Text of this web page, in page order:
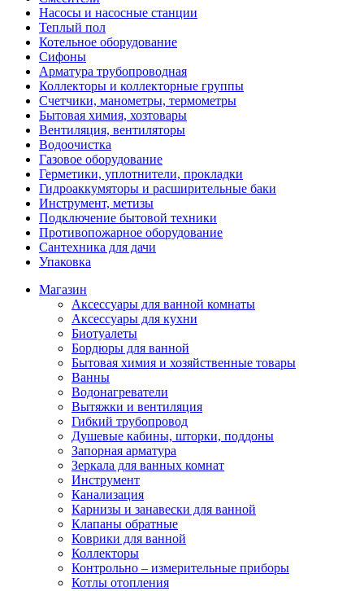
Насосы и насосные станции
Теплый пол
Котельное оборудование
Сифоны
Арматура трубопроводная
Коллекторы и коллекторные группы
Счетчики, манометры, термометры
Бытовая химия, хозтовары
Вентиляция, вентиляторы
Водоочистка
Газовое оборудование
Герметики, уплотнители, прокладки
Гидроаккумяторы и расширительные баки
Инструмент, метизы
Подключение бытовой техники
Противопожарное оборудование
Сантехника для дачи
Упаковка
Магазин
Аксессуары для ванной комнаты
Аксессуары для кухни
Биотуалеты
Бордюры для ванной
Бытовая химия и хозяйственные товары
Ванны
Водонагреватели
Вытяжки и вентиляция
Гибкий трубопровод
Душевые кабины, шторки, поддоны
Запорная арматура
Зеркала для ванных комнат
Инструмент
Канализация
Карнизы и занавески для ванной
Клапаны обратные
Коврики для ванной
Коллекторы
Контрольно – измерительные приборы
Котлы отопления